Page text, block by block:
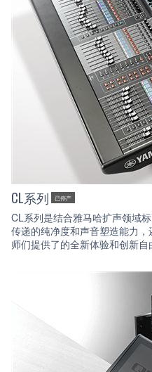
CL系列 已停产
CL系列是结合雅马哈扩声领域
传递的纯净度和声音塑造能力
师们提供了的全新体验和创新自